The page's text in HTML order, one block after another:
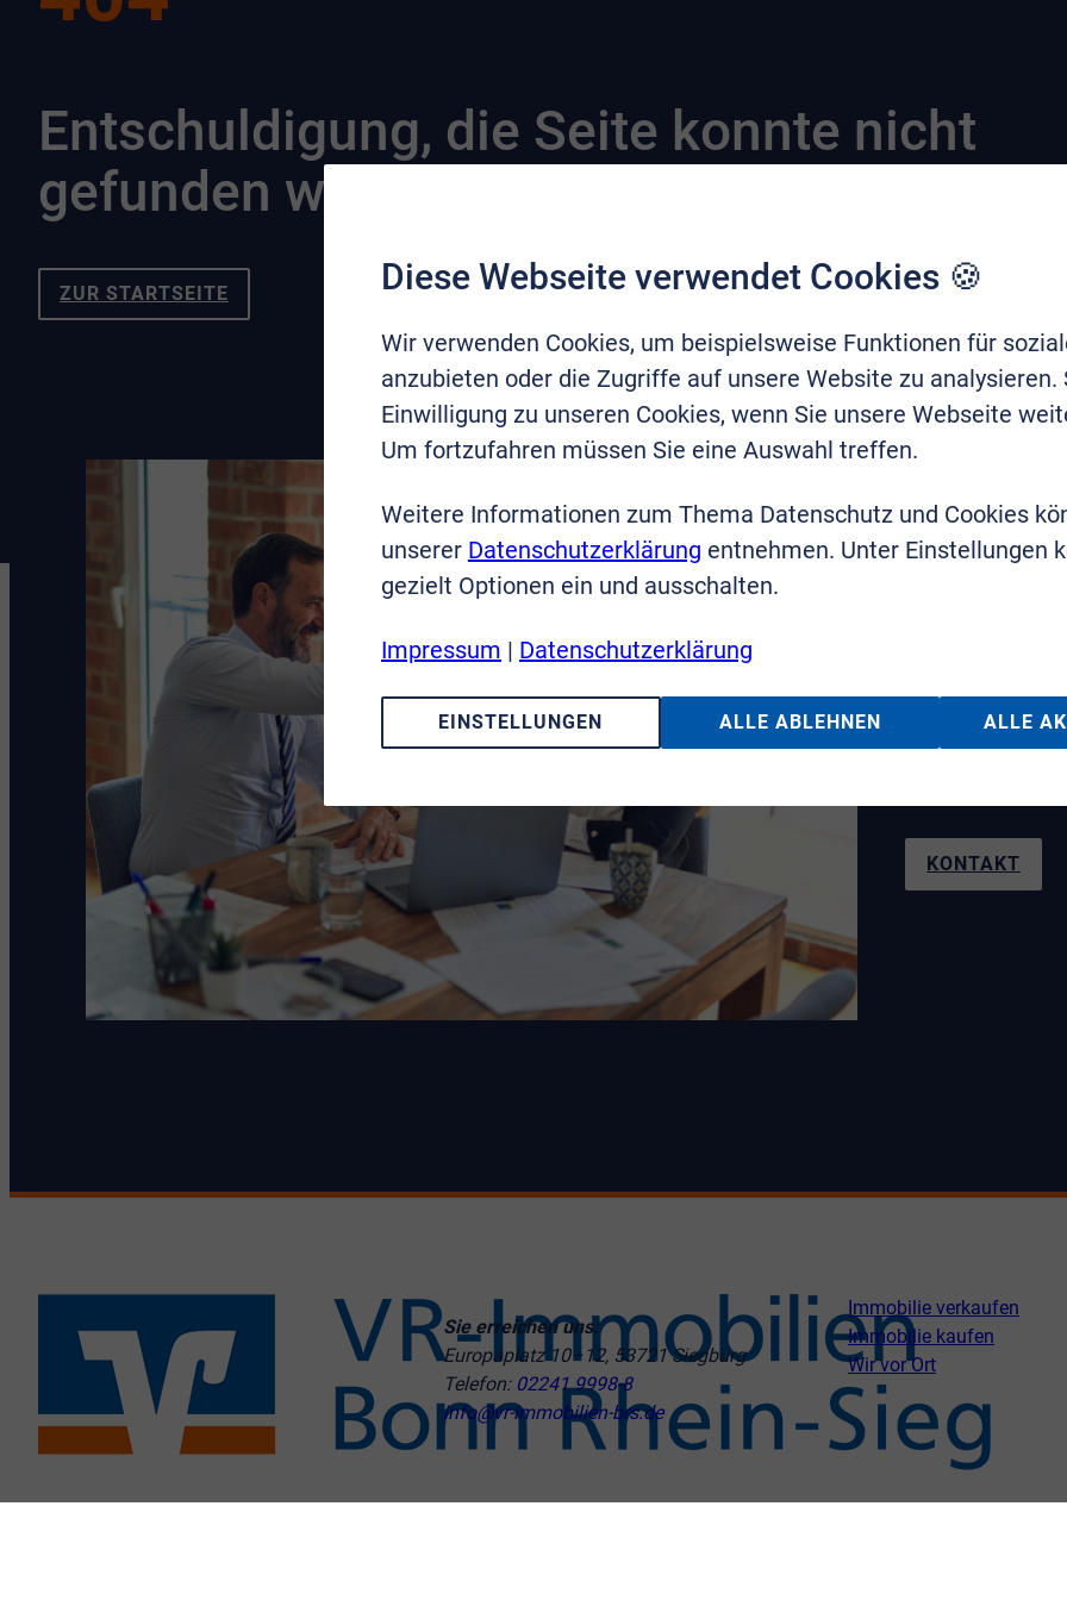
Entschuldigung, die Seite konnte nicht
gefunden werden.
ZUR STARTSEITE
Wir
KONTAKT
Sie erreichen uns:
Europaplatz 10–12, 53721 Siegburg
Telefon: 02241 9998-8
info@vr-immobilien-brs.de
Immobilie verkaufen
Immobilie kaufen
Wir vor Ort
Diese Webseite verwendet Cookies 🍪
Wir verwenden Cookies, um beispielsweise Funktionen für
anzubieten oder die Zugriffe auf unsere Website zu analysieren.
Einwilligung zu unseren Cookies, wenn Sie unsere Webseite
Um fortzufahren müssen Sie eine Auswahl treffen.
Weitere Informationen zum Thema Datenschutz und Cookies
unserer Datenschutzerklärung entnehmen. Unter Einstellungen
gezielt Optionen ein und ausschalten.
Impressum | Datenschutzerklärung
EINSTELLUNGEN ALLE ABLEHNEN ALLE